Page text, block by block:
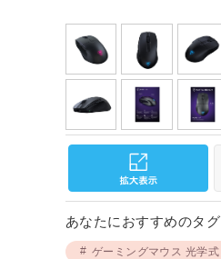
あなたにおすすめのタグ
ゲーミングマウス 光学式